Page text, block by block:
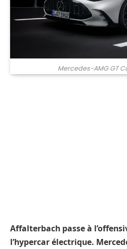
Mercedes-AMG GT
Affalterbach passe à
l’hypercar électrique.